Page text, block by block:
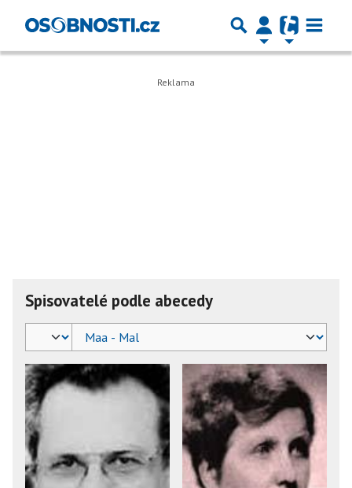
Spisovatelé podle abecedy